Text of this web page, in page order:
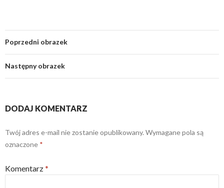
Poprzedni obrazek
Następny obrazek
DODAJ KOMENTARZ
Twój adres e-mail nie zostanie opublikowany. Wymagane pola są
oznaczone *
Komentarz*